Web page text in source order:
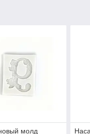
молд